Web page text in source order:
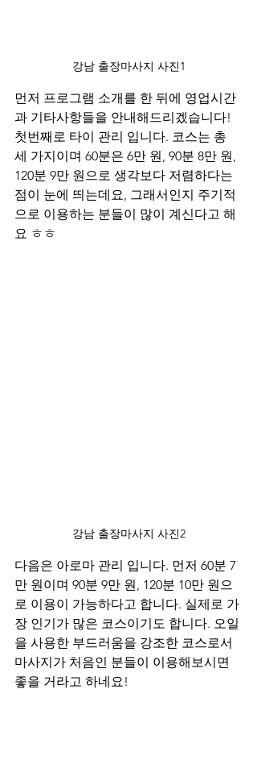
강남 출장마사지 사진1
먼저 프로그램 소개를 한 뒤에 영업시간
과 기타사항들을 안내해드리겠습니다!
첫번째로 타이 관리 입니다. 코스는 총
세 가지이며 60분은 6만 원, 90분 8만 원,
120분 9만 원으로 생각보다 저렴하다는
점이 눈에 띄는데요, 그래서인지 주기적
으로 이용하는 분들이 많이 계신다고 해
요 ㅎㅎ
강남 출장마사지 사진2
다음은 아로마 관리 입니다. 먼저 60분 7
만 원이며 90분 9만 원, 120분 10만 원으
로 이용이 가능하다고 합니다. 실제로 가
장 인기가 많은 코스이기도 합니다. 오일
을 사용한 부드러움을 강조한 코스로서
마사지가 처음인 분들이 이용해보시면
좋을 거라고 하네요!